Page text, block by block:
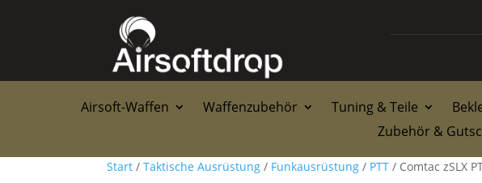
Airsoft-Waffen Waffenzubehör Tuning & Teile
Zubehör &
Start / Taktische Ausrüstung / Funkausrüstung / PTT / Comtac zSLX